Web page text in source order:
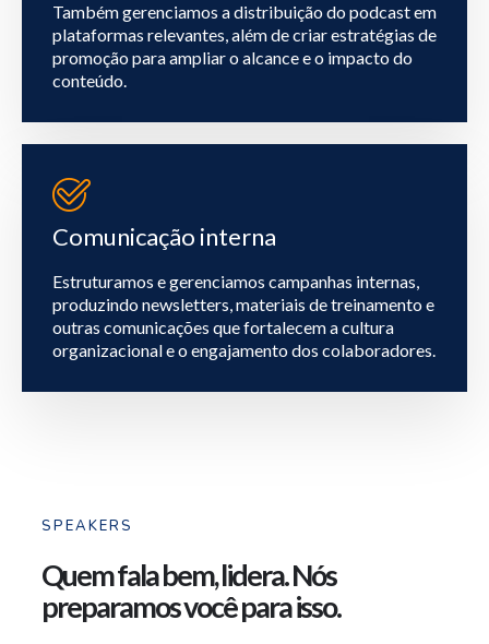
Também gerenciamos a distribuição do podcast em
plataformas relevantes, além de criar estratégias de
promoção para ampliar o alcance e o impacto do
conteúdo.
Comunicação interna
Estruturamos e gerenciamos campanhas internas,
produzindo newsletters, materiais de treinamento e
outras comunicações que fortalecem a cultura
organizacional e o engajamento dos colaboradores.
SPEAKERS
Quem fala bem, lidera. Nós
preparamos você para isso.